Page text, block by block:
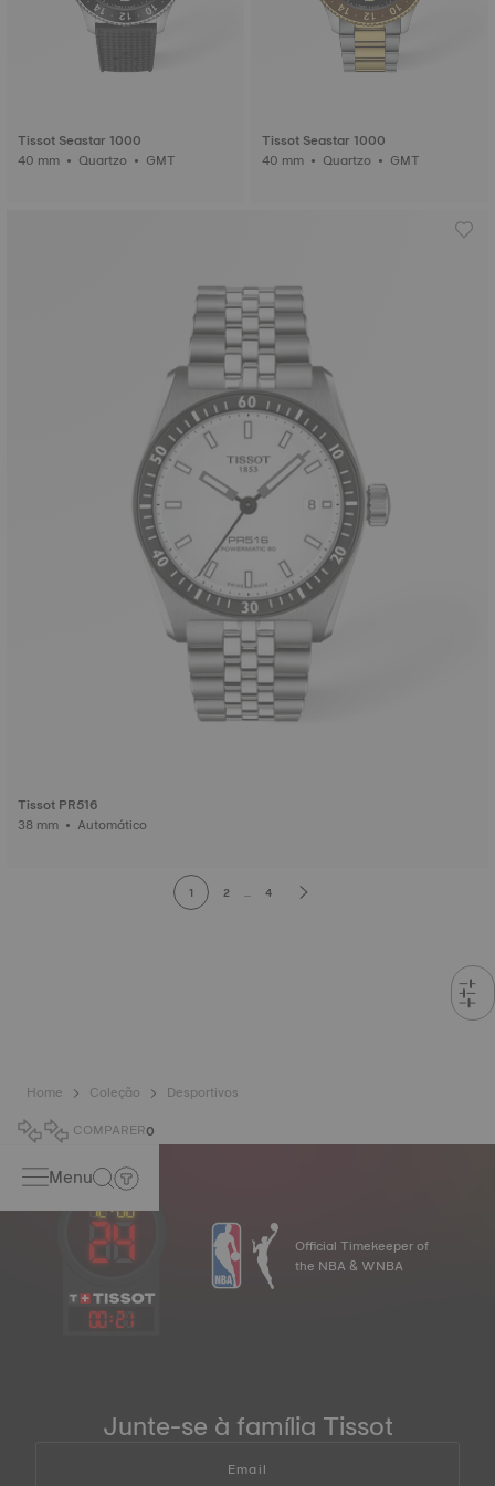
Tissot Seastar 1000
40 mm • Quartzo • GMT
Tissot Seastar 1000
40 mm • Quartzo • GMT
Tissot PR516
38 mm • Automático
1 2 ... 4
Home Coleção
Desportivos
COMPARER0
Menu
00:21
Official Timekeeper of
the NBA & WNBA
Junte-se à família Tissot
Email